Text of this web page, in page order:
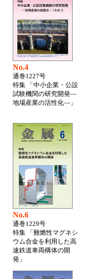
No.4
通巻1227号
特集 「中小企業・公設
試験機関の研究開発―
地場産業の活性化―」
No.6
通巻1229号
特集 「難燃性マグネシ
ウム合金を利用した高
速鉄道車両構体の開
発」